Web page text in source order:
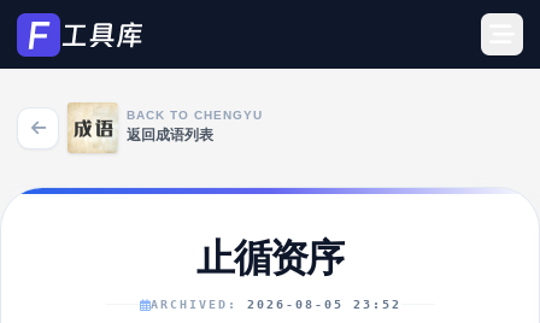
BACK TO CHENGYU
返回成语列表
止循资序
ARCHIVED: 2026-08-05 23:52